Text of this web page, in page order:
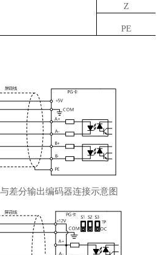
Z
PE
与差分输出编码器连接示意图